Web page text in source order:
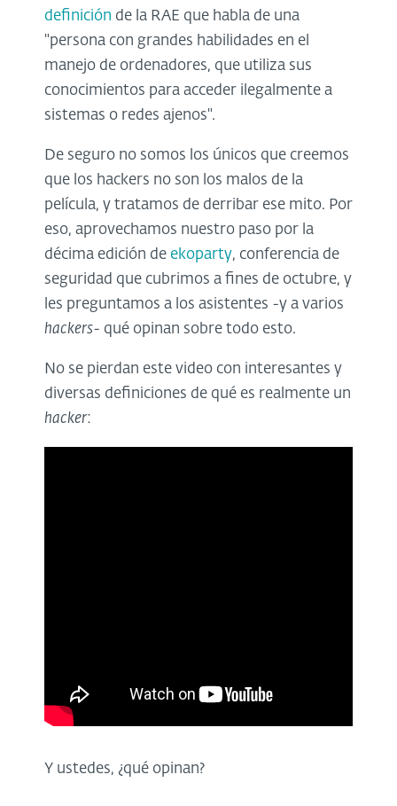
definición de la RAE que habla de una
"persona con grandes habilidades en el
manejo de ordenadores, que utiliza sus
conocimientos para acceder ilegalmente a
sistemas o redes ajenos".
De seguro no somos los únicos que creemos
que los hackers no son los malos de la
película, y tratamos de derribar ese mito. Por
eso, aprovechamos nuestro paso por la
décima edición de ekoparty, conferencia de
seguridad que cubrimos a fines de octubre, y
les preguntamos a los asistentes -y a varios
hackers- qué opinan sobre todo esto.
No se pierdan este video con interesantes y
diversas definiciones de qué es realmente un
hacker:
Y ustedes, ¿qué opinan?